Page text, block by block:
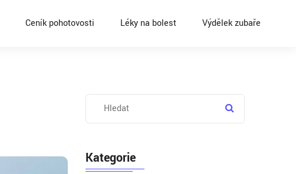
Ceník pohotovosti Léky na bolest Výdělek zubaře
Kategorie